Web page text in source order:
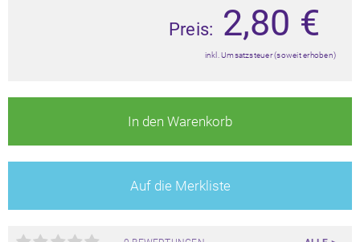
Preis: 2,80 €
inkl. Umsatzsteuer (soweit erhoben)
In den Warenkorb
Auf die Merkliste